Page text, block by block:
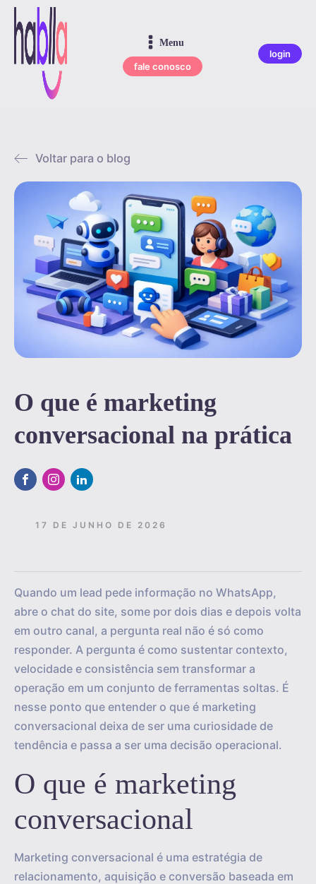
Menu
fale conosco
login
Voltar para o blog
O que é marketing
conversacional na prática
17 DE JUNHO DE 2026
Quando um lead pede informação no WhatsApp,
abre o chat do site, some por dois dias e depois volta
em outro canal, a pergunta real não é só como
responder. A pergunta é como sustentar contexto,
velocidade e consistência sem transformar a
operação em um conjunto de ferramentas soltas. É
nesse ponto que entender o que é marketing
conversacional deixa de ser uma curiosidade de
tendência e passa a ser uma decisão operacional.
O que é marketing
conversacional
Marketing conversacional é uma estratégia de
relacionamento, aquisição e conversão baseada em